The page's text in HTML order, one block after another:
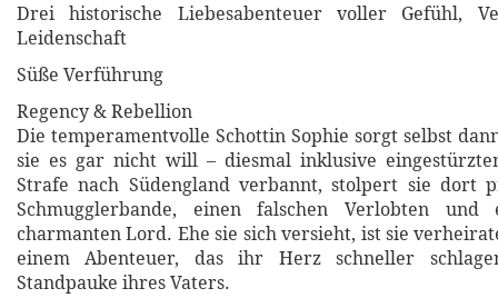
Drei historische Liebesabenteuer voller Gefühl,
Leidenschaft
Süße Verführung
Regency & Rebellion
Die temperamentvolle Schottin Sophie sorgt selbst
sie es gar nicht will – diesmal inklusive
Strafe nach Südengland verbannt, stolpert sie dort
Schmugglerbande, einen falschen Verlobten und
charmanten Lord. Ehe sie sich versieht, ist sie
einem Abenteuer, das ihr Herz schneller
Standpauke ihres Vaters.